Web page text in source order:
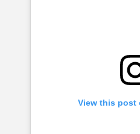
View this post